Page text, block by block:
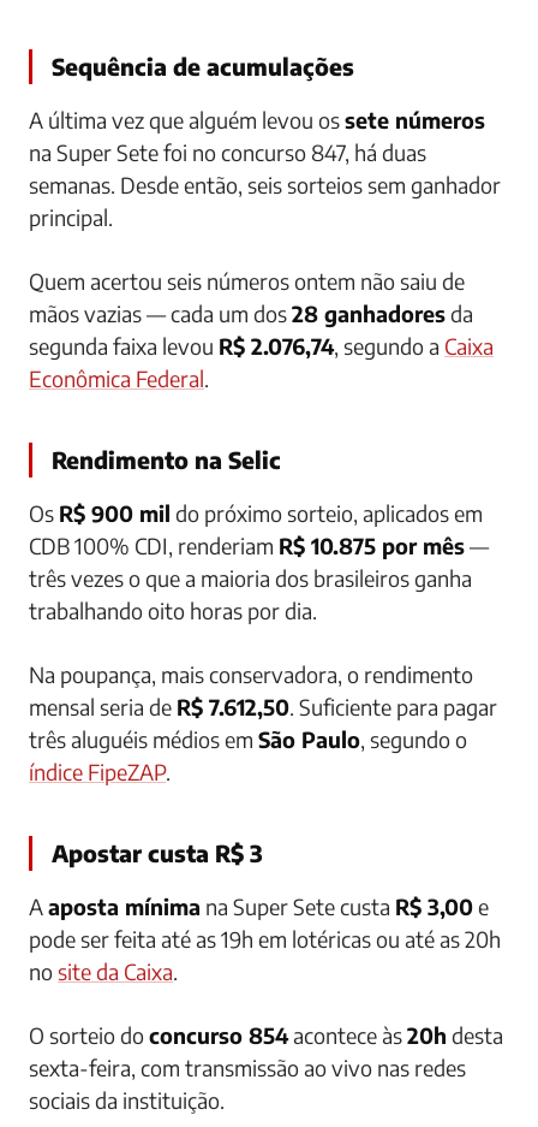
Sequência de acumulações
A última vez que alguém levou ossete números
na Super Sete foi no concurso 847, há duas
semanas. Desde então, seis sorteios sem ganhador
principal.
Quem acertou seis números ontem não saiu de
mãos vazias — cada um dos28 ganhadoresda
segunda faixa levou R$ 2.076,74, segundo a Caixa
Econômica Federal.
Rendimento na Selic
Os R$ 900 mil do próximo sorteio, aplicados em
CDB 100% CDI, renderiam R$ 10.875 por mês—
três vezes o que a maioria dos brasileiros ganha
trabalhando oito horas por dia.
Na poupança, mais conservadora, o rendimento
mensal seria de R$ 7.612,50. Suficiente para pagar
três aluguéis médios em São Paulo, segundo o
índice FipeZAP.
Apostar custa R$ 3
Aaposta mínima na Super Sete custa R$ 3,00e
pode ser feita até as 19h em lotéricas ou até as 20h
nosite da Caixa.
O sorteio doconcurso 854acontece às20h desta
sexta-feira, com transmissão ao vivo nas redes
sociais da instituição.